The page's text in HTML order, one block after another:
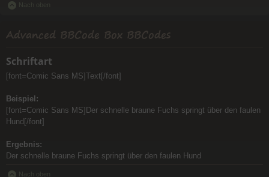
Nach oben
Advanced BBCode Box BBCodes
Schriftart
[font=Comic Sans MS]Text[/font]
Beispiel:
[font=Comic Sans MS]Der schnelle braune Fuchs springt über den faulen
Hund[/font]
Ergebnis:
Der schnelle braune Fuchs springt über den faulen Hund
Nach oben